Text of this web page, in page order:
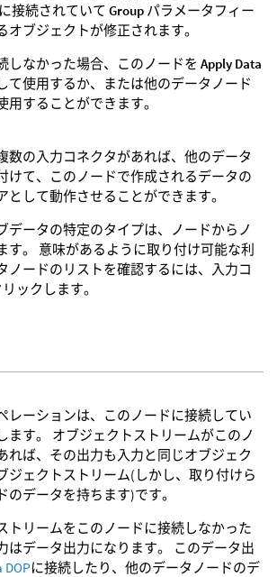
接続されていて Group パラメータフィー
オブジェクトが修正されます。
しなかった場合、このノードを Apply Data
て使用するか、または他のデータノード
用することができます。
数の入力コネクタがあれば、他のデータ
けて、このノードで作成されるデータの
として動作させることができます。
データの特定のタイプは、ノードからノ
す。 意味があるように取り付け可能な利
ノードのリストを確認するには、入力コ
ックします。
レーションは、このノードに接続してい
ます。 オブジェクトストリームがこのノ
れば、その出力も入力と同じオブジェク
ジェクトストリーム(しかし、取り付けら
のデータを持ちます)です。
トリームをこのノードに接続しなかった
はデータ出力になります。 このデータ出
DOPに接続したり、他のデータノードのデ